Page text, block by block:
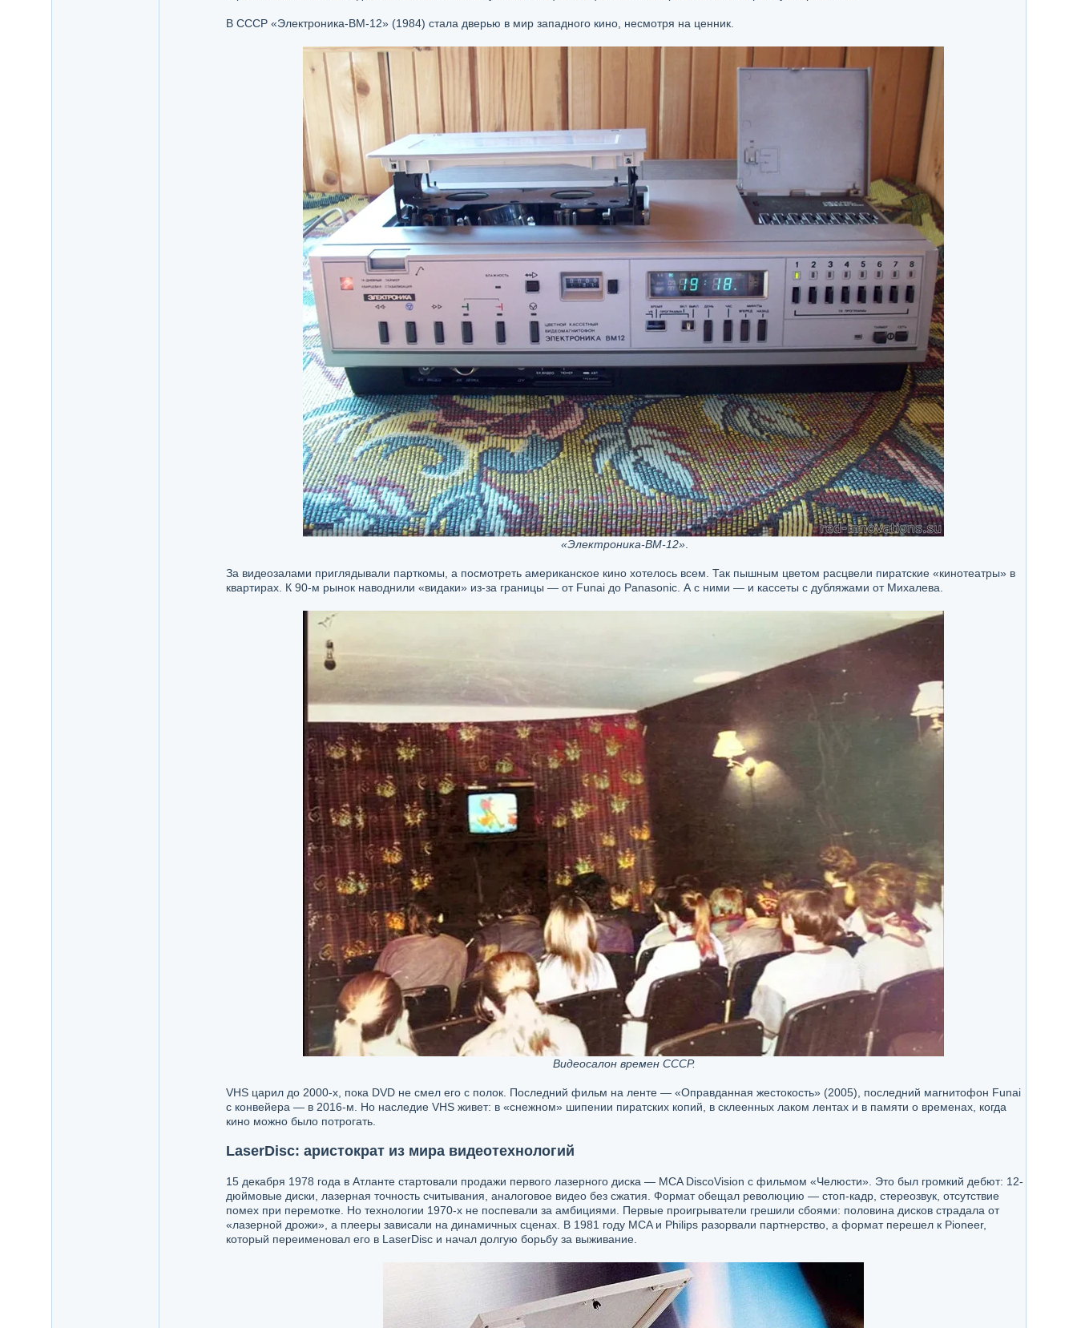
В СССР «Электроника-ВМ-12» (1984) стала дверью в мир западного кино, несмотря на ценник.
«Электроника-ВМ-12».
За видеозалами приглядывали парткомы, а посмотреть американское кино хотелось всем. Так пышным цветом расцвели пиратские «кинотеатры» в
квартирах. К 90-м рынок наводнили «видаки» из-за границы — от Funai до Panasonic. А с ними — и кассеты с дубляжами от Михалева.
Видеосалон времен СССР.
VHS царил до 2000-х, пока DVD не смел его с полок. Последний фильм на ленте — «Оправданная жестокость» (2005), последний магнитофон Funai
с конвейера — в 2016-м. Но наследие VHS живет: в «снежном» шипении пиратских копий, в склеенных лаком лентах и в памяти о временах, когда
кино можно было потрогать.
LaserDisc: аристократ из мира видеотехнологий
15 декабря 1978 года в Атланте стартовали продажи первого лазерного диска — MCA DiscoVision с фильмом «Челюсти». Это был громкий дебют: 12-
дюймовые диски, лазерная точность считывания, аналоговое видео без сжатия. Формат обещал революцию — стоп-кадр, стереозвук, отсутствие
помех при перемотке. Но технологии 1970-х не поспевали за амбициями. Первые проигрыватели грешили сбоями: половина дисков страдала от
«лазерной дрожи», а плееры зависали на динамичных сценах. В 1981 году MCA и Philips разорвали партнерство, а формат перешел к Pioneer,
который переименовал его в LaserDisc и начал долгую борьбу за выживание.